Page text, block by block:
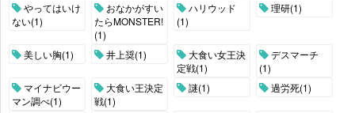
やってはいけ
ない(1)
おなかがすい
たらMONSTER!
(1)
ハリウッド
(1)
理研(1)
美しい胸(1) 井上奨(1)
大食い女王決
定戦(1)
デスマーチ
(1)
マイナビウー
マン調べ(1)
大食い王決定
戦(1)
謎(1) 過労死(1)